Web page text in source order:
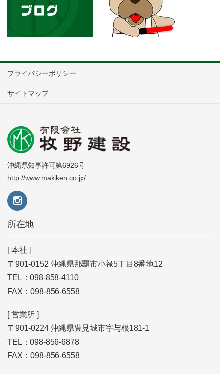
プライバシーポリシー
サイトマップ
沖縄県知事許可第6926号
http://www.makiken.co.jp/
所在地
[ 本社 ]
〒901-0152 沖縄県那覇市小禄5丁目8番地12
TEL：098-858-4110
FAX：098-856-6558
[ 営業所 ]
〒901-0224 沖縄県豊見城市字与根181-1
TEL：098-856-6878
FAX：098-856-6558